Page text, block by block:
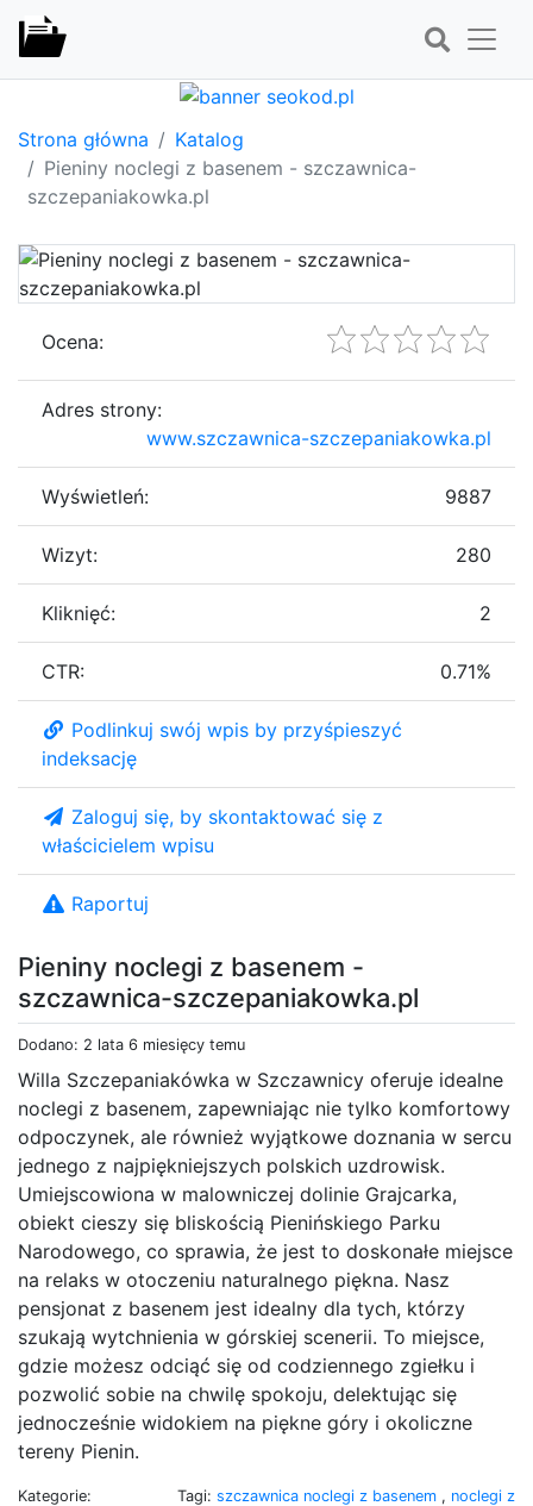
Strona główna
Katalog
Pieniny noclegi z basenem - szczawnica-
szczepaniakowka.pl
Pieniny noclegi z basenem -
szczawnica-szczepaniakowka.pl
Dodano: 2 lata 6 miesięcy temu
Willa Szczepaniakówka w Szczawnicy oferuje idealne
noclegi z basenem, zapewniając nie tylko komfortowy
odpoczynek, ale również wyjątkowe doznania w sercu
jednego z najpiękniejszych polskich uzdrowisk.
Umiejscowiona w malowniczej dolinie Grajcarka,
obiekt cieszy się bliskością Pienińskiego Parku
Narodowego, co sprawia, że jest to doskonałe miejsce
na relaks w otoczeniu naturalnego piękna. Nasz
pensjonat z basenem jest idealny dla tych, którzy
szukają wytchnienia w górskiej scenerii. To miejsce,
gdzie możesz odciąć się od codziennego zgiełku i
pozwolić sobie na chwilę spokoju, delektując się
jednocześnie widokiem na piękne góry i okoliczne
tereny Pienin.
Kategorie:
Tagi: szczawnica noclegi z basenem , noclegi z
Ocena:
Adres strony:
www.szczawnica-szczepaniakowka.pl
Wyświetleń: 9887
Wizyt: 280
Kliknięć: 2
CTR: 0.71%
Podlinkuj swój wpis by przyśpieszyć
indeksację
Zaloguj się, by skontaktować się z
właścicielem wpisu
Raportuj